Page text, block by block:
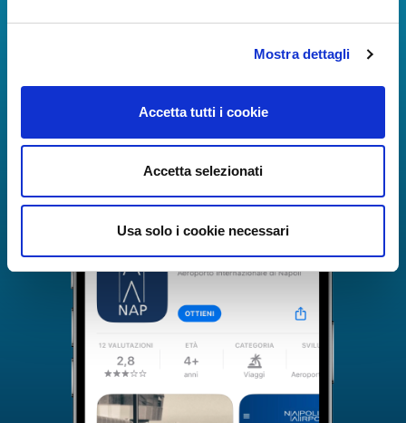
Mostra dettagli
Accetta tutti i cookie
Accetta selezionati
Usa solo i cookie necessari
useful numbers to make your experience at Naples
Airport even more engaging and complete.